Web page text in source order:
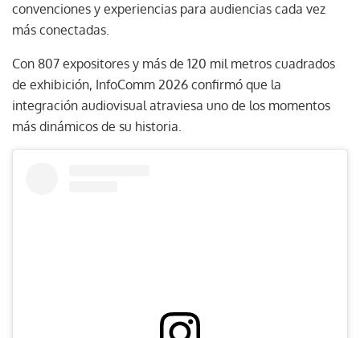
convenciones y experiencias para audiencias cada vez
más conectadas.
Con 807 expositores y más de 120 mil metros cuadrados
de exhibición, InfoComm 2026 confirmó que la
integración audiovisual atraviesa uno de los momentos
más dinámicos de su historia.